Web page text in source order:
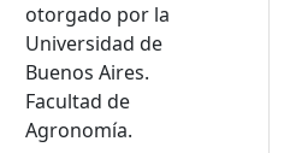
otorgado por la
Universidad de
Buenos Aires.
Facultad de
Agronomía.